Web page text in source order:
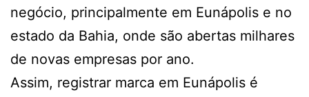
negócio, principalmente em Eunápolis e no
estado da Bahia, onde são abertas milhares
de novas empresas por ano.
Assim, registrar marca em Eunápolis é